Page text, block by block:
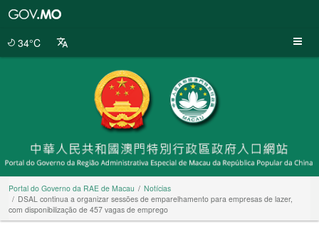
34°C
Portal do Governo da RAE de Macau
Notícias
DSAL continua a organizar sessões de emparelhamento para empresas de lazer,
com disponibilização de 457 vagas de emprego